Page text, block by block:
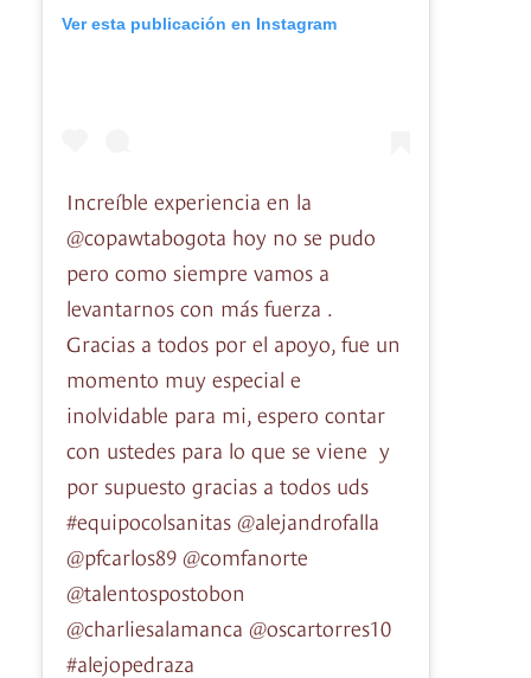
Ver esta publicación en Instagram
Increíble experiencia en la
@copawtabogota hoy no se pudo
pero como siempre vamos a
levantarnos con más fuerza .
Gracias a todos por el apoyo, fue un
momento muy especial e
inolvidable para mi, espero contar
con ustedes para lo que se viene y
por supuesto gracias a todos uds
#equipocolsanitas @alejandrofalla
@pfcarlos89 @comfanorte
@talentospostobon
@charliesalamanca @oscartorres10
#alejopedraza